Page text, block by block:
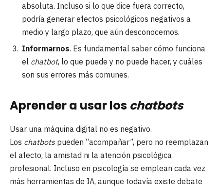
absoluta. Incluso si lo que dice fuera correcto,
podría generar efectos psicológicos negativos a
medio y largo plazo, que aún desconocemos.
Informarnos. Es fundamental saber cómo funciona
el chatbot, lo que puede y no puede hacer, y cuáles
son sus errores más comunes.
Aprender a usar los chatbots
Usar una máquina digital no es negativo.
Los chatbotspueden “acompañar”, pero no reemplazan
el afecto, la amistad ni la atención psicológica
profesional. Incluso en psicología se emplean cada vez
más herramientas de IA, aunque todavía existe debate